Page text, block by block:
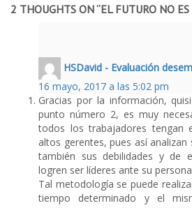
2 THOUGHTS ON “EL FUTURO NO
HSDavid - Evaluación
16 mayo, 2017 a las 5:02 pm
Gracias por la información,
punto número 2, es muy
todos los trabajadores tengan
altos gerentes, pues así
también sus debilidades y de
logren ser líderes ante su
Tal metodología se puede
tiempo determinado y el